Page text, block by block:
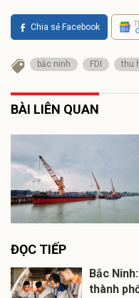
Chia sẻ Facebook
bắc ninh FDI thu
BÀI LIÊN QUAN
ĐỌC TIẾP
Bắc
thành